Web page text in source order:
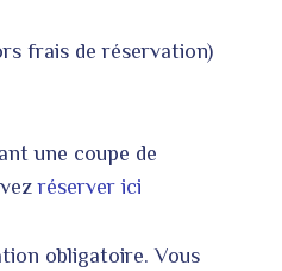
frais de réservation)
une coupe de
réserver ici
obligatoire. Vous